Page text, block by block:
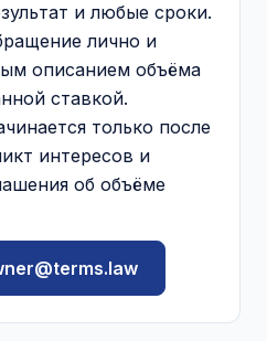
и любые сроки.
лично и
описанием объёма
ставкой.
только после
интересов и
об объёме